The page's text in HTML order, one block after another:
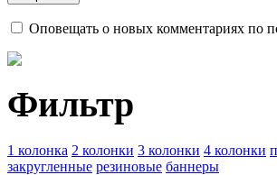
Оповещать о новых комментариях по
Фильтр
1 колонка 2 колонки 3 колонки 4 колонки
закругленные резиновые баннеры